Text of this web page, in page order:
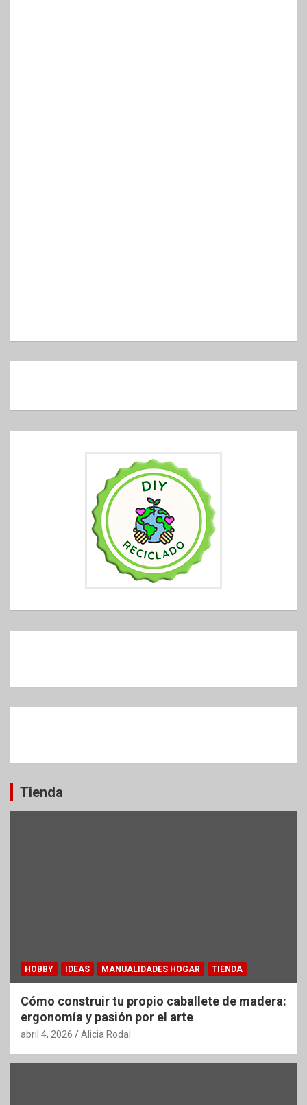
Tienda
HOBBY IDEAS MANUALIDADES HOGAR TIENDA
Cómo construir tu propio caballete de madera:
ergonomía y pasión por el arte
abril 4, 2026 Alicia Rodal